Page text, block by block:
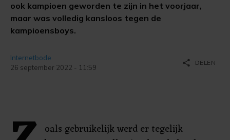
ook kampioen geworden te zijn in het voorjaar,
maar was volledig kansloos tegen de
kampioensboys.
Internetbode
26 september 2022 - 11:59
share DELEN
oals gebruikelijk werd er tegelijk